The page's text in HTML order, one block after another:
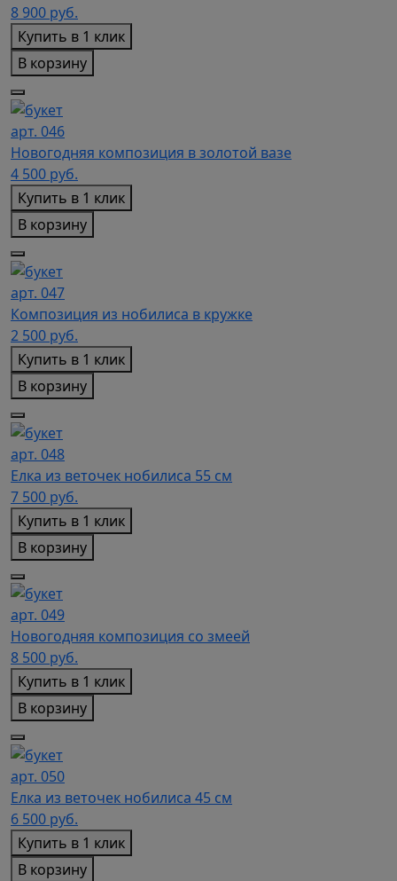
8 900 руб.
Купить в 1 клик
В корзину
арт. 046
Новогодняя композиция в золотой вазе
4 500 руб.
Купить в 1 клик
В корзину
арт. 047
Композиция из нобилиса в кружке
2 500 руб.
Купить в 1 клик
В корзину
арт. 048
Елка из веточек нобилиса 55 см
7 500 руб.
Купить в 1 клик
В корзину
арт. 049
Новогодняя композиция со змеей
8 500 руб.
Купить в 1 клик
В корзину
арт. 050
Елка из веточек нобилиса 45 см
6 500 руб.
Купить в 1 клик
В корзину